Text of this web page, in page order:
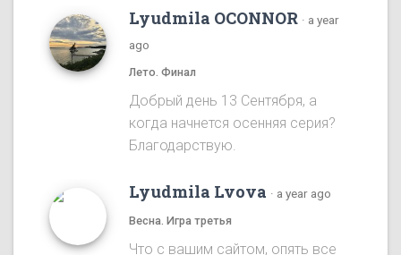
Lyudmila OCONNOR · a year
ago
Лето. Финал
Добрый день 13 Сентября, а
когда начнется осенняя серия?
Благодарствую.
Lyudmila Lvova · a year ago
Весна. Игра третья
Что с вашим сайтом, опять все